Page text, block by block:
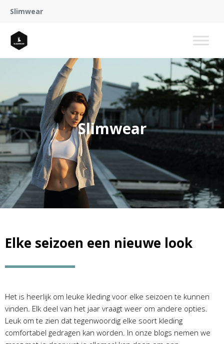
Slimwear
Slimwear
Elke seizoen een nieuwe look
Het is heerlijk om leuke kleding voor elke seizoen te kunnen
vinden. Elk deel van het jaar vraagt weer om andere opties.
Leuk om te zien dat tegenwoordig elke soort kleding
comfortabel gedragen kan worden. In onze blogs nemen we